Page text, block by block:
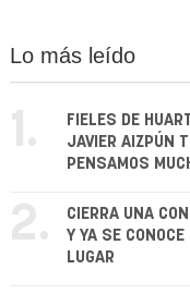
Lo más leído
1.
FIELES DE
JAVIER AIZPÚN
PENSAMOS
2.
CIERRA UNA
Y YA SE
LUGAR